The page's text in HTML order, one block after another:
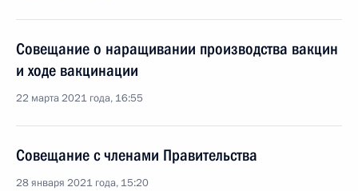
Совещание о наращивании производства вакцин
и ходе вакцинации
22 марта 2021 года, 16:55
Совещание с членами Правительства
28 января 2021 года, 15:20